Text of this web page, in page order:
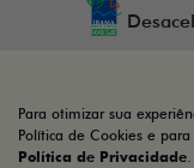
Auto GT LTDA
44.810.398/0003-69
Para otimizar sua
Política de Cookies e
Política de Privacidade